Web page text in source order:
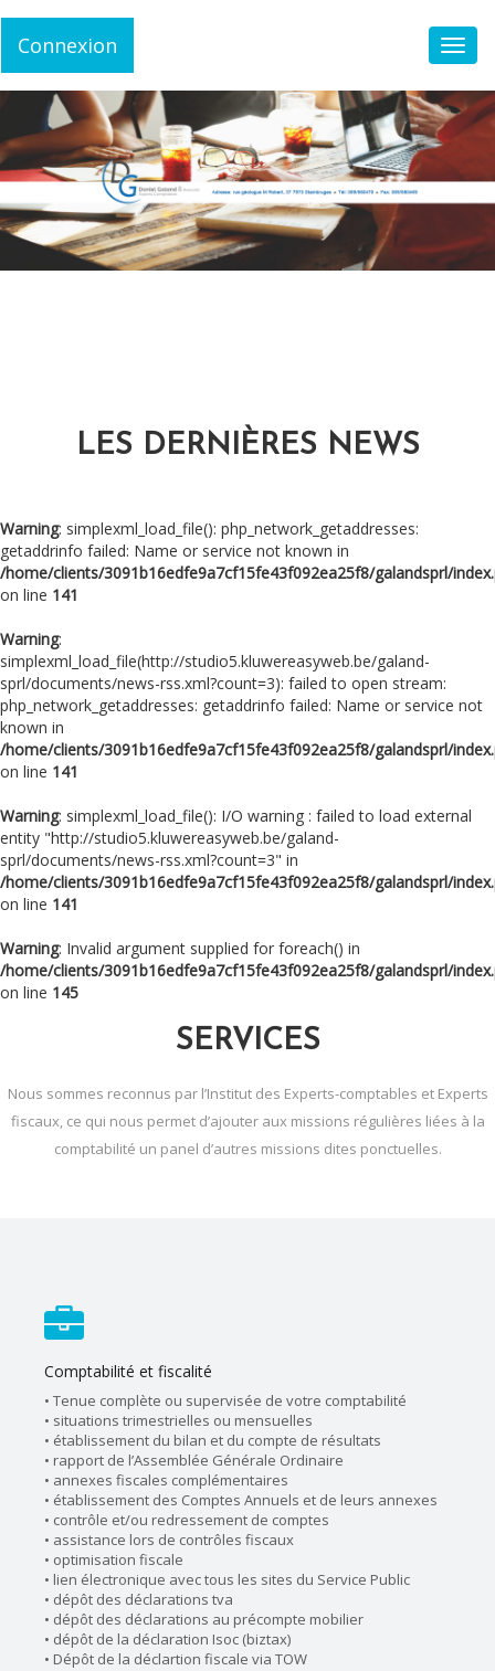
Connexion
LES DERNIÈRES NEWS
Warning: simplexml_load_file(): php_network_getaddresses:
getaddrinfo failed: Name or service not known in
/home/clients/3091b16edfe9a7cf15fe43f092ea25f8/galandsprl/
on line 141
Warning:
simplexml_load_file(http://studio5.kluwereasyweb.be/galand-
sprl/documents/news-rss.xml?count=3): failed to open stream:
php_network_getaddresses: getaddrinfo failed: Name or service not
known in
/home/clients/3091b16edfe9a7cf15fe43f092ea25f8/galandsprl/
on line 141
Warning: simplexml_load_file(): I/O warning : failed to load external
entity "http://studio5.kluwereasyweb.be/galand-
sprl/documents/news-rss.xml?count=3" in
/home/clients/3091b16edfe9a7cf15fe43f092ea25f8/galandsprl/
on line 141
Warning: Invalid argument supplied for foreach() in
/home/clients/3091b16edfe9a7cf15fe43f092ea25f8/galandsprl/
on line 145
SERVICES
Nous sommes reconnus par l’Institut des Experts-comptables et Experts
fiscaux, ce qui nous permet d’ajouter aux missions régulières liées à la
comptabilité un panel d’autres missions dites ponctuelles.
Comptabilité et fiscalité
• Tenue complète ou supervisée de votre comptabilité
• situations trimestrielles ou mensuelles
• établissement du bilan et du compte de résultats
• rapport de l’Assemblée Générale Ordinaire
• annexes fiscales complémentaires
• établissement des Comptes Annuels et de leurs annexes
• contrôle et/ou redressement de comptes
• assistance lors de contrôles fiscaux
• optimisation fiscale
• lien électronique avec tous les sites du Service Public
• dépôt des déclarations tva
• dépôt des déclarations au précompte mobilier
• dépôt de la déclaration Isoc (biztax)
• Dépôt de la déclartion fiscale via TOW